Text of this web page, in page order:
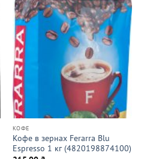
КОФЕ
Кофе в зернах Ferarra Blu
Espresso 1 кг (4820198874100)